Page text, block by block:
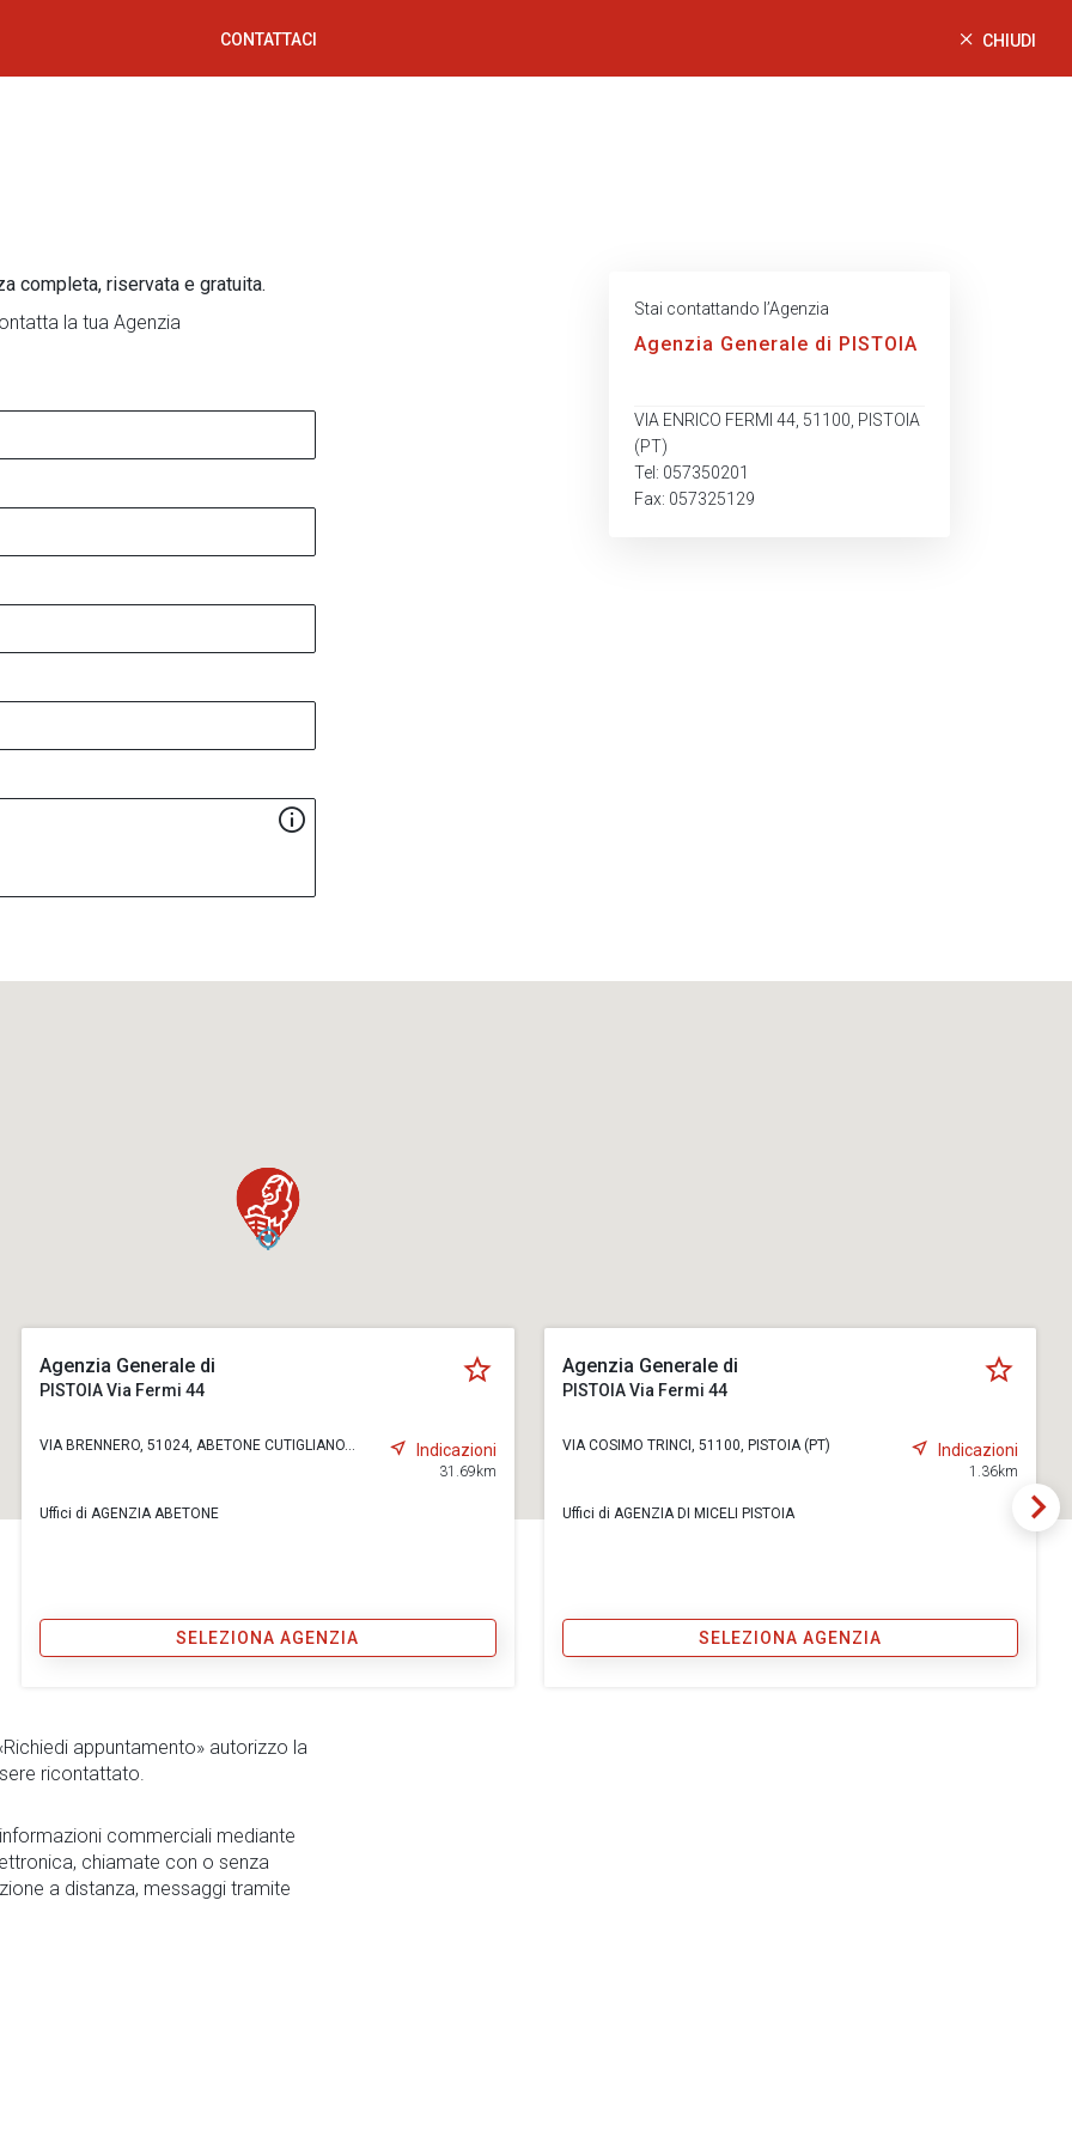
CONTATTACI CHIUDI
completa, riservata e gratuita.
la tua Agenzia
Stai contattando l’Agenzia
Agenzia Generale di PISTOIA
VIA ENRICO FERMI 44, 51100, PISTOIA
(PT)
Tel: 057350201
Fax: 057325129
Agenzia Generale di
PISTOIA Via Fermi 44
VIA BRENNERO, 51024, ABETONE CUTIGLIANO... Indicazioni
31.69km
Uffici di AGENZIA ABETONE
SELEZIONA AGENZIA
Agenzia Generale di
PISTOIA Via Fermi 44
VIA COSIMO TRINCI, 51100, PISTOIA (PT) Indicazioni
1.36km
Uffici di AGENZIA DI MICELI PISTOIA
SELEZIONA AGENZIA
appuntamento» autorizzo la
ricontattato.
commerciali mediante
chiamate con o senza
a distanza, messaggi tramite